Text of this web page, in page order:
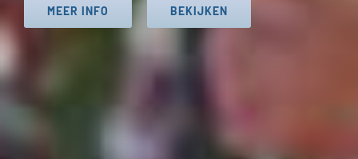
MEER INFO BEKIJKEN